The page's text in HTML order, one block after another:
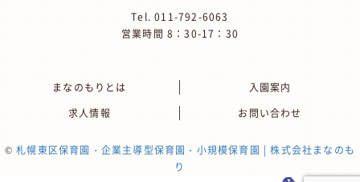
Tel.011-792-6063
営業時間 8：30-17：30
まなのもりとは
入園案内
求人情報
お問い合わせ
©札幌東区保育園・企業主導型保育園・小規模保育園 | 株式会社まなのも
り